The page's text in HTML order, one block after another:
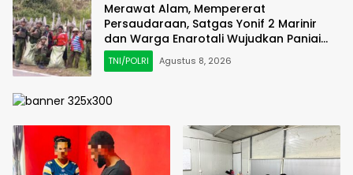
Merawat Alam, Mempererat
Persaudaraan, Satgas Yonif 2 Marinir
dan Warga Enarotali Wujudkan Paniai
Bersih, Indonesia Asri
TNI/POLRI Agustus 8, 2026